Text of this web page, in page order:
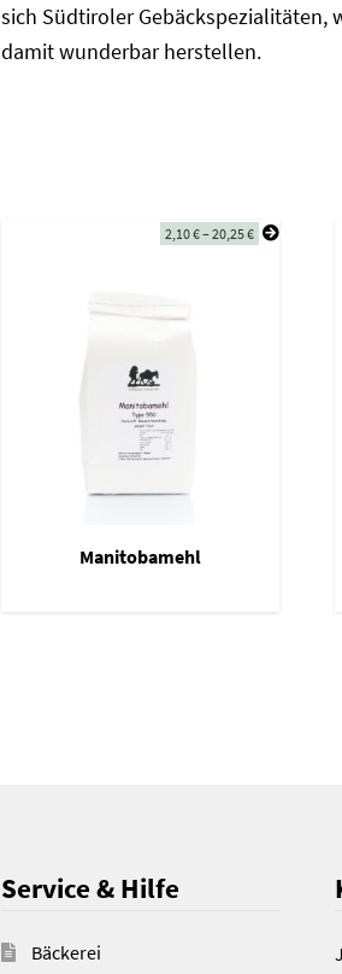
sich Südtiroler Gebäckspezialitäten,
damit wunderbar herstellen.
2,10€–20,25€
Manitobamehl
Service & Hilfe
Bäckerei